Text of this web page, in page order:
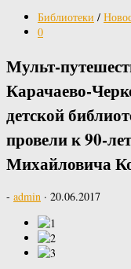
Библиотеки /
0
Мульт-
Карачаево-
детской
провели к 90-
Михайловича
- admin · 20.06.2017